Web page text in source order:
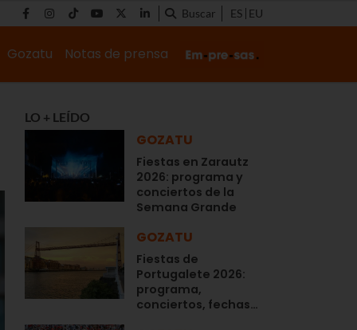
Buscar ES EU
Gozatu Notas de prensa
LO + LEÍDO
GOZATU
Fiestas en Zarautz
2026: programa y
conciertos de la
Semana Grande
GOZATU
Fiestas de
Portugalete 2026:
programa,
conciertos, fechas…